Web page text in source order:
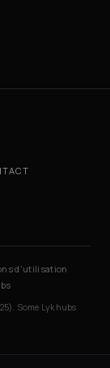
d'utilisation
Some Lykhubs